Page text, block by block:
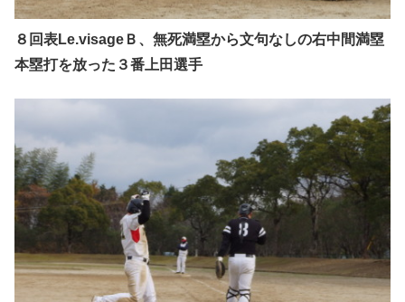
８回表Le.visageＢ、無死満塁から文句なしの右中間満塁
本塁打を放った３番上田選手